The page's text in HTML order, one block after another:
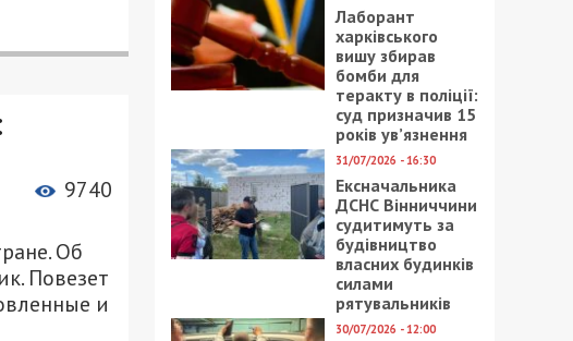
9740
Об
Повезет
и
Лаборант
харківського
вишу збирав
бомби для
теракту в поліції:
суд призначив 15
років ув’язнення
31/07/2026 - 16:30
Ексначальника
ДСНС Вінниччини
судитимуть за
будівництво
власних будинків
силами
рятувальників
30/07/2026 - 12:00